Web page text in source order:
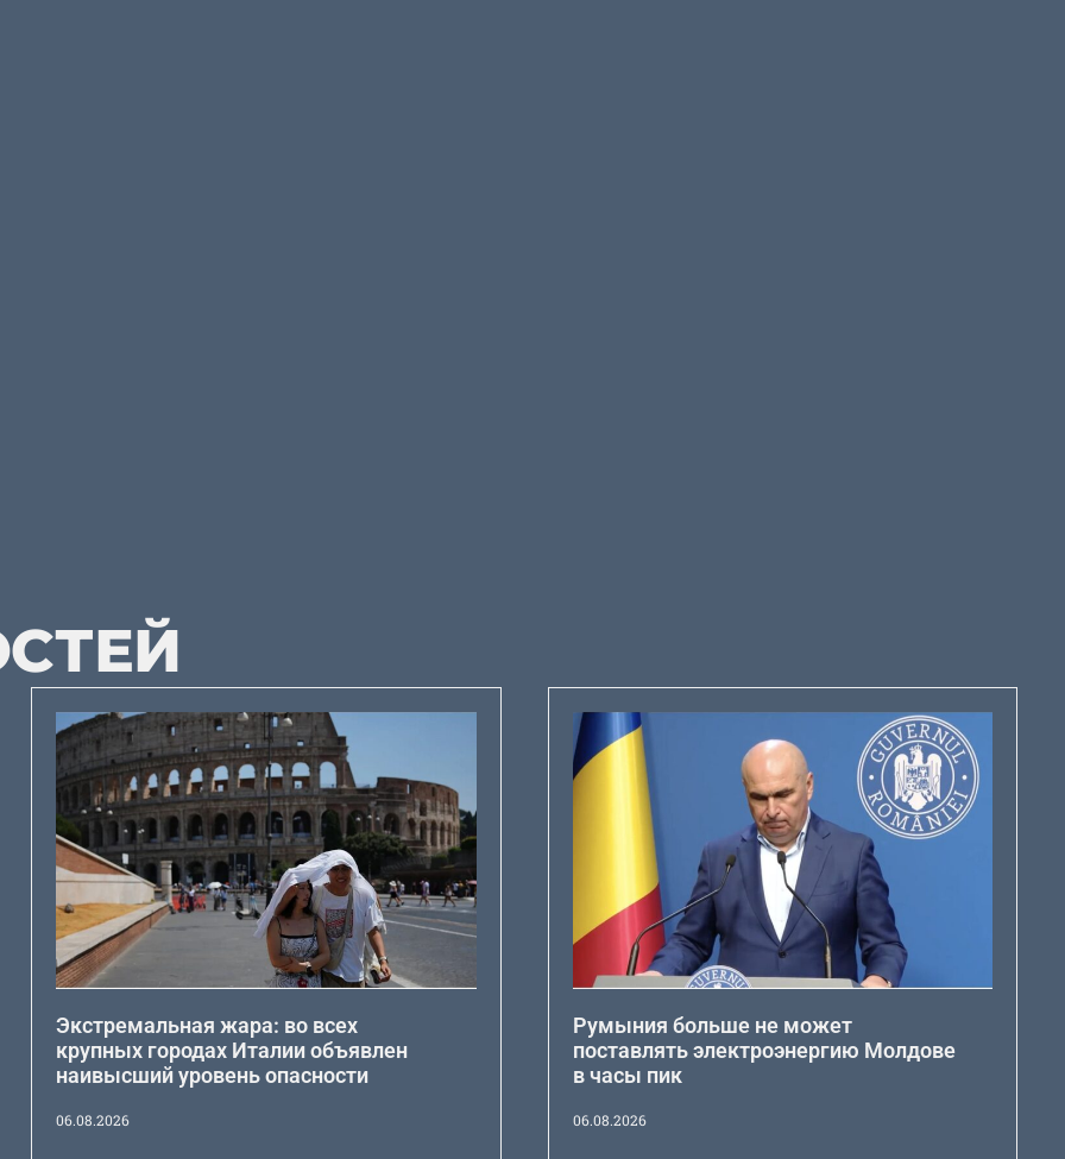
Экстремальная жара: во всех
крупных городах Италии объявлен
наивысший уровень опасности
06.08.2026
Румыния больше не может
поставлять электроэнергию Молдове
в часы пик
06.08.2026